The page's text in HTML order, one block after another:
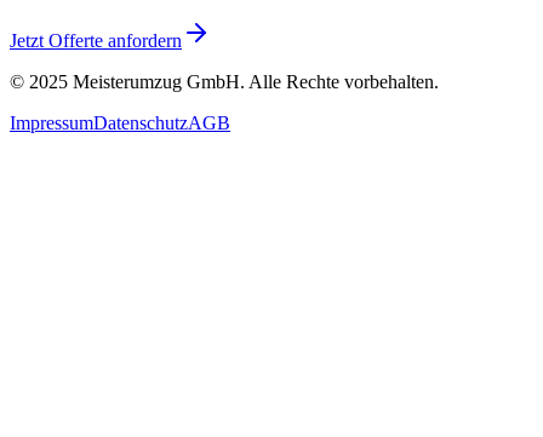
Jetzt Offerte anfordern
© 2025 Meisterumzug GmbH. Alle Rechte vorbehalten.
ImpressumDatenschutzAGB